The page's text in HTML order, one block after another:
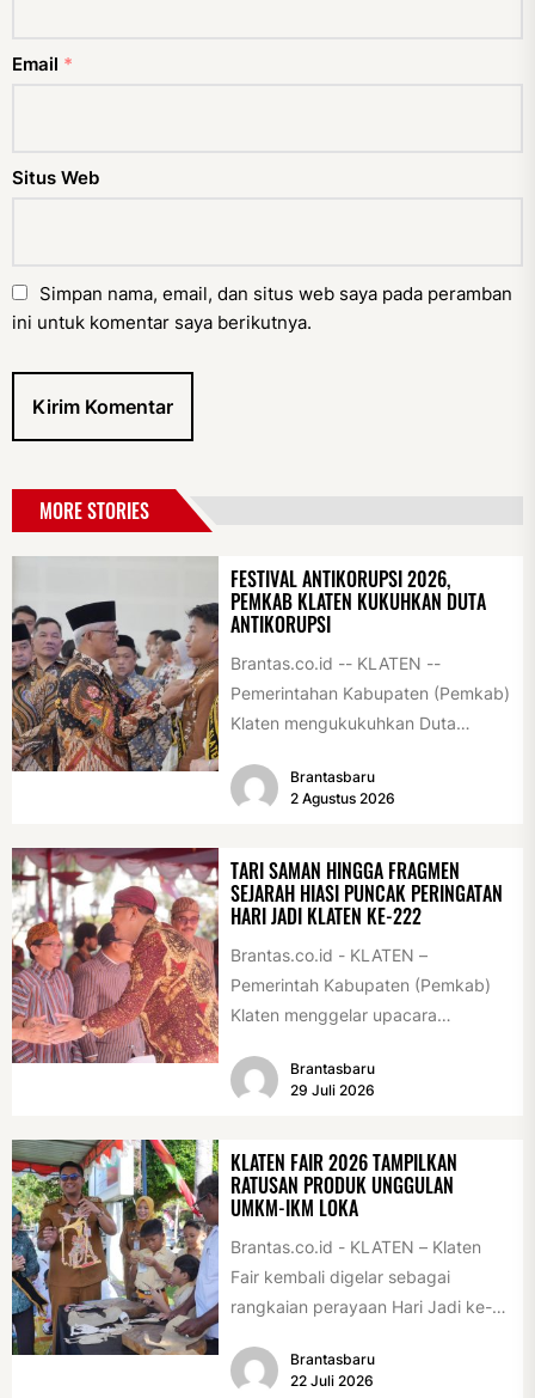
Email *
Situs Web
Simpan nama, email, dan situs web saya pada peramban
ini untuk komentar saya berikutnya.
MORE STORIES
FESTIVAL ANTIKORUPSI 2026,
PEMKAB KLATEN KUKUHKAN DUTA
ANTIKORUPSI
Brantas.co.id -- KLATEN --
Pemerintahan Kabupaten (Pemkab)
Klaten mengukukuhkan Duta
pelajar dan pemuda. Pengukuhan
tersebut digelar...
Brantasbaru
2 Agustus 2026
TARI SAMAN HINGGA FRAGMEN
SEJARAH HIASI PUNCAK PERINGATAN
HARI JADI KLATEN KE-222
Brantas.co.id - KLATEN –
Pemerintah Kabupaten (Pemkab)
Klaten menggelar upacara
di Alun-alun Klaten, Selasa
(28/7/2026)....
Brantasbaru
29 Juli 2026
KLATEN FAIR 2026 TAMPILKAN
RATUSAN PRODUK UNGGULAN
UMKM-IKM LOKA
Brantas.co.id - KLATEN – Klaten
Fair kembali digelar sebagai
rangkaian perayaan Hari Jadi ke-
Acara ini digelar...
Brantasbaru
22 Juli 2026